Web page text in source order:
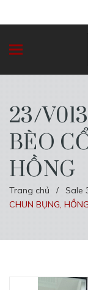
23/
BÈO
HỒNG
Trang chủ / Sale
CHUN BỤNG, HỒNG